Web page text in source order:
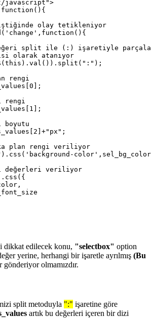
javascript">
olay tetikleniyor
split ile (:) işaretiyle
olarak atanıyor
rengi
rengi
boyutu
plan rengi veriliyor
değerleri veriliyor
dikkat edilecek konu, "selectbox" option
yerine, herhangi bir işaretle ayrılmış (Bu
gönderiyor olmamızdır.
split metoduyla ":" işaretine göre
artık bu değerleri içeren bir dizi